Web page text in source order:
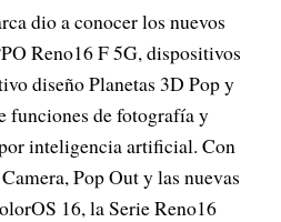
dio a conocer los nuevos
Reno16 F 5G, dispositivos
diseño Planetas 3D Pop y
funciones de fotografía y
inteligencia artificial. Con
Pop Out y las nuevas
16, la Serie Reno16